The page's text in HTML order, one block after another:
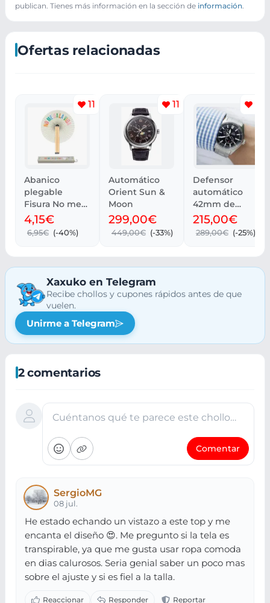
publican. Tienes más información en la sección de información
Ofertas relacionadas
11
Abanico
plegable
Fisura No me
da la vida por
4,15 € en
Amazon
4,15€
6,95€ (-40%)
11
Automático
Orient Sun &
Moon
299,00€
449,00€ (-33%)
Defensor
automático
42mm de
Orient
215,00€
289,00€ (-25%)
Xaxuko en Telegram
Recibe chollos y cupones rápidos antes de que
vuelen.
Unirme a Telegram
2 comentarios
Cuéntanos qué te parece este chollo…
Comentar
SergioMG
08 jul.
He estado echando un vistazo a este top y me
encanta el diseño 😍. Me pregunto si la tela es
transpirable, ya que me gusta usar ropa comoda
en dias calurosos. Seria genial saber un poco mas
sobre el ajuste y si es fiel a la talla.